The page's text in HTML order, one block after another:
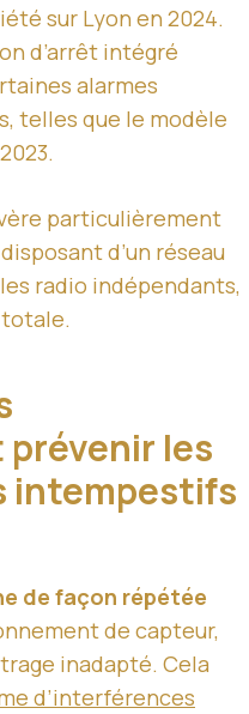
sur Lyon en 2024.
d’arrêt intégré
alarmes
telles que le modèle
particulièrement
d’un réseau
radio indépendants,
les
intempestifs
de façon répétée
de capteur,
inadapté. Cela
d’interférences